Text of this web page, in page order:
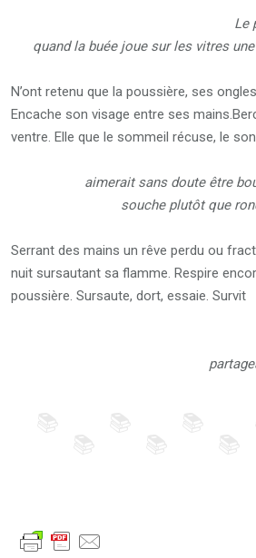
Le
quand la buée joue sur les vitres
N’ont retenu que la poussière, ses
Encache son visage entre ses
ventre. Elle que le sommeil récuse, le
aimerait sans doute être
souche plutôt que
Serrant des mains un rêve perdu ou
nuit sursautant sa flamme. Respire
poussière. Sursaute, dort, essaie. Survit